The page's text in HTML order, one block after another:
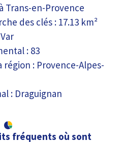
Trans-en-Provence
des clés : 17.13 km²
: 83
région : Provence-Alpes-
: Draguignan
fréquents où sont